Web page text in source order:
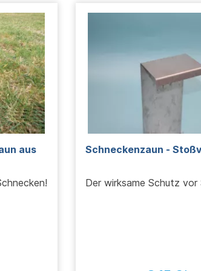
aus
Schneckenzaun -
Der wirksame Schutz vor